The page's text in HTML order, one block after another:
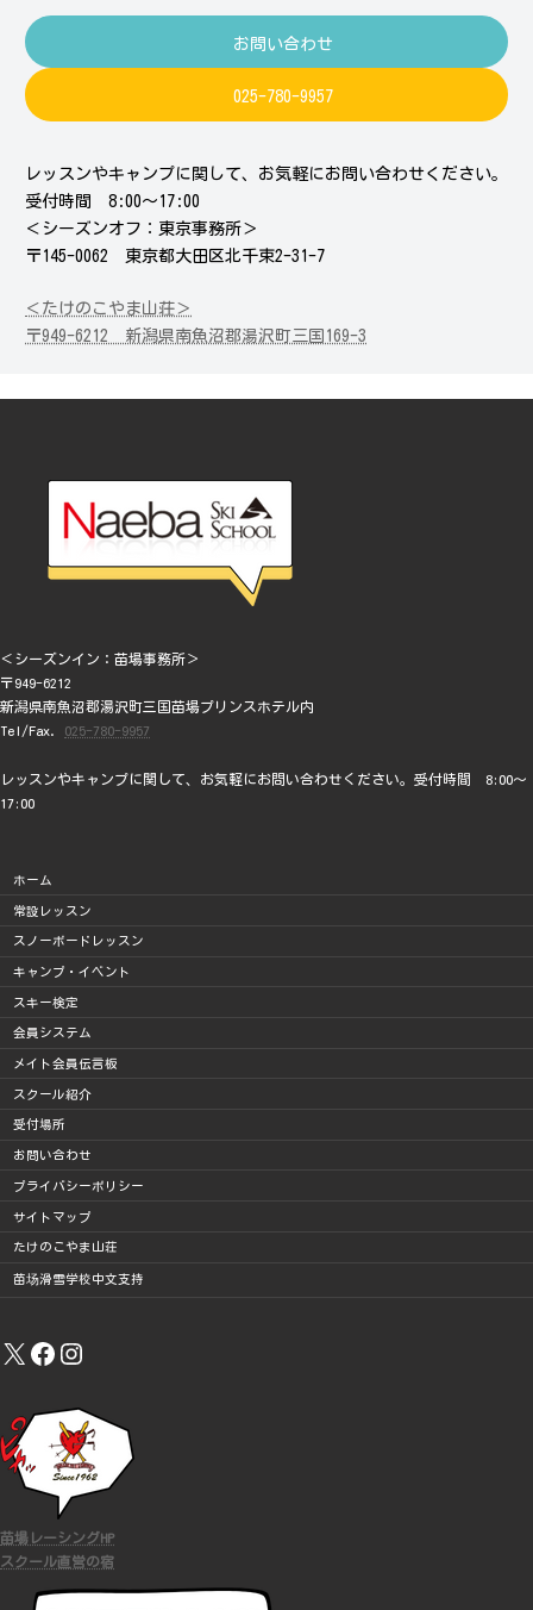
お問い合わせ
025-780-9957
レッスンやキャンプに関して、お気軽にお問い合わせください。
受付時間 8:00～17:00
＜シーズンオフ：東京事務所＞
〒145-0062 東京都大田区北千束2-31-7
＜たけのこやま山荘＞
〒949-6212 新潟県南魚沼郡湯沢町三国169-3
＜シーズンイン：苗場事務所＞
〒949-6212
新潟県南魚沼郡湯沢町三国苗場プリンスホテル内
Tel/Fax. 025-780-9957
レッスンやキャンプに関して、お気軽にお問い合わせください。受付時間 8:00～
17:00
ホーム
常設レッスン
スノーボードレッスン
キャンプ・イベント
スキー検定
会員システム
メイト会員伝言板
スクール紹介
受付場所
お問い合わせ
プライバシーポリシー
サイトマップ
たけのこやま山荘
苗场滑雪学校中文支持
X Facebook
Instagram
苗場レーシングHP
スクール直営の宿